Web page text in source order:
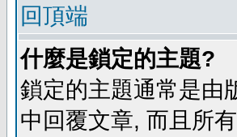
回頂端
什麼是鎖定的主題?
鎖定的主題通常是由
中回覆文章, 而且所